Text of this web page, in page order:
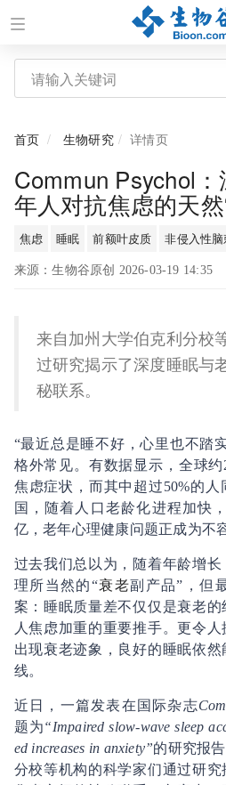
首页 生物研究 详情页
Commun Psychol
年人对抗焦虑的天然
焦虑 睡眠 前额叶皮质 非侵入性
来源：生物谷原创 2026-03-19 14:35
来自加州大学伯克利分校
过研究揭示了深度睡眠与
秘联系。
“最近总是睡不好，心里也不踏
格外常见。有数据显示，全球
焦虑症状，而其中超过50%的
国，随着人口老龄化进程加快
亿，老年心理健康问题正成为不
过去我们总以为，随着年龄增
理所当然的“衰老副产品”，但
案：睡眠质量差不仅仅是衰老
人焦虑加重的重要推手。更令
出现衰老迹象，良好的睡眠依
线。
近日，一篇发表在国际杂志
题为“Impaired slow-wave sleep
ed increases in anxiety”的研究报
分校等机构的科学家们通过研究